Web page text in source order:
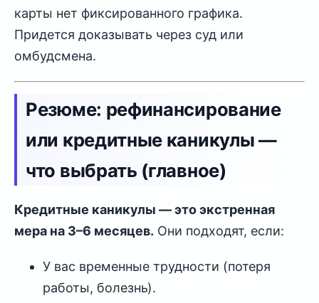
карты нет фиксированного графика.
Придется доказывать через суд или
омбудсмена.
Резюме: рефинансирование
или кредитные каникулы —
что выбрать (главное)
Кредитные каникулы — это экстренная
мера на 3–6 месяцев. Они подходят, если:
У вас временные трудности (потеря
работы, болезнь).